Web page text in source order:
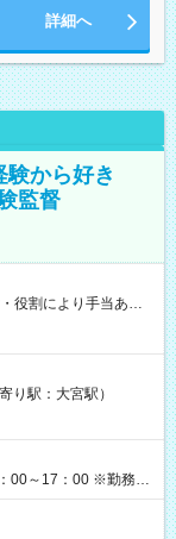
詳細へ
から好き
監督
）オプションあ
どで給与の一部を受け
1時間） 時給1,300円
割により時給＋100
憩なし） 時給1,300
交通費 【試用期
り駅：大宮駅）
00～17：00 ※勤務時